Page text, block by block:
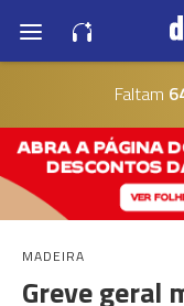
Faltam
MADEIRA
Greve geral